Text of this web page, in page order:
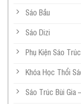
Sáo Bầu
Sáo Dizi
Phụ Kiện Sáo Trúc
Khóa Học Thổi
Sáo Trúc Bùi Gia